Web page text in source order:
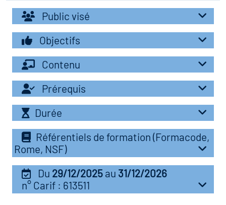
les métiers
clés métiers et
lieu d'information ou
des métiers en
de l'Economie
Solidaire (ESS)
du secteur sanitaire
de l'Industrie
emploi-formation
Public visé
Objectifs
Contenu
Prérequis
Durée
Référentiels de formation (Formacode,
Rome, NSF)
Du 29/12/2025 au 31/12/2026
n° Carif : 613511